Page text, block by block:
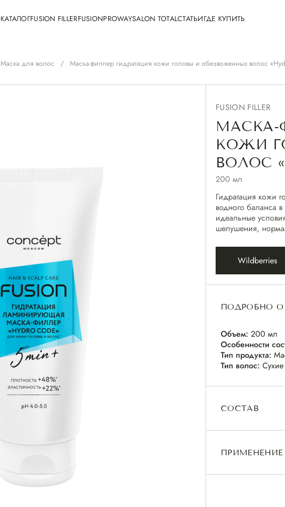
КАТАЛОГFUSION FILLERFUSIONPROWAYSALON TOTALСТАТЬИГДЕ КУПИТЬ
Маска для волос / Маска-филлер гидратация кожи головы и обезвоженных волос
FUSION FILLER
МАСКА-
КОЖИ
ВОЛОС
200 мл
Гидратация кожи
водного баланса
идеальные
шелушения,
Wildberries
ПОДРОБНО О
Объем: 200 мл
Особенности
Тип продукта:
Тип волос:
СОСТАВ
ПРИМЕНЕНИЕ